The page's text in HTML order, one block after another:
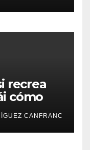
recrea
cómo
la
OroCANFRANC